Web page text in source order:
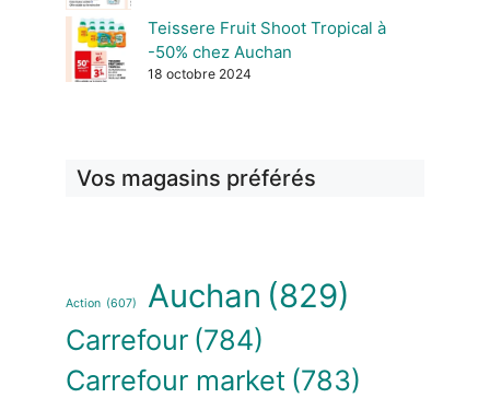
Teissere Fruit Shoot Tropical à
-50% chez Auchan
18 octobre 2024
Vos magasins préférés
Action (607) Auchan (829)
Carrefour (784)
Carrefour market (783)